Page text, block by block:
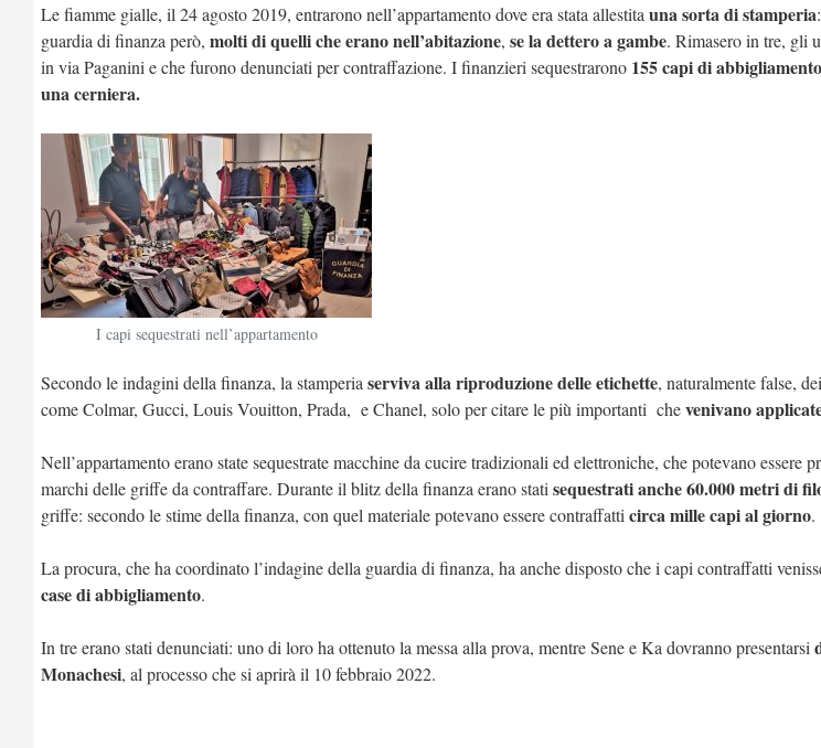
Le fiamme gialle, il 24 agosto 2019, entrarono nell’appartamento dove era stata allestitauna sorta di stamperia
guardia di finanza però, molti di quelli che erano nell’abitazione, se la dettero a gambe. Rimasero in tre, gli
in via Paganini e che furono denunciati per contraffazione. I finanzieri sequestrarono 155 capi di abbigliamento
una cerniera.
I capi sequestrati nell’appartamento
Secondo le indagini della finanza, la stamperiaserviva alla riproduzione delle etichette, naturalmente false,
come Colmar, Gucci, Louis Vouitton, Prada, e Chanel, solo per citare le più importanti chevenivano
Nell’appartamento erano state sequestrate macchine da cucire tradizionali ed elettroniche, che potevano essere
marchi delle griffe da contraffare. Durante il blitz della finanza erano statisequestrati anche 60.000 metri di
griffe: secondo le stime della finanza, con quel materiale potevano essere contraffatticirca mille capi al giorno.
La procura, che ha coordinato l’indagine della guardia di finanza, ha anche disposto che i capi contraffatti
case di abbigliamento.
In tre erano stati denunciati: uno di loro ha ottenuto la messa alla prova, mentre Sene e Ka dovranno presentarsi
Monachesi, al processo che si aprirà il 10 febbraio 2022.